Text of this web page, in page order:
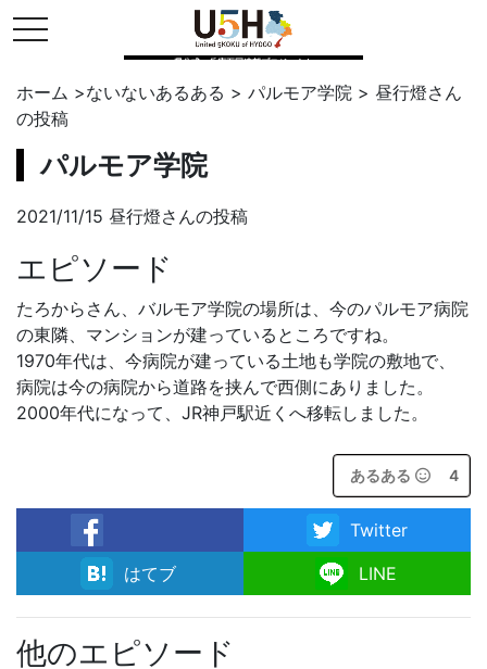
toggle navigation
県公式・兵庫五国連邦プロジェクト
ホーム >ないないあるある > パルモア学院 > 昼行燈さん
の投稿
パルモア学院
2021/11/15 昼行燈さんの投稿
エピソード
たろからさん、バルモア学院の場所は、今のパルモア病院
の東隣、マンションが建っているところですね。
1970年代は、今病院が建っている土地も学院の敷地で、
病院は今の病院から道路を挟んで西側にありました。
2000年代になって、JR神戸駅近くへ移転しました。
あるある 4
facebook
Twitter
はてブ
LINE
他のエピソード